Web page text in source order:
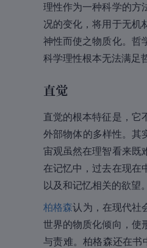
理性作为一种科学的方
况的变化，将用于无机
神性而使之物质化。哲
科学理性根本无法满足
直觉
直觉的根本特征是，它
外部物体的多样性。其
宙观虽然在理智看来既
在记忆中，过去在现在
以及和记忆相关的欲望
柏格森认为，在现代社
世界的物质化倾向，使
与责难。柏格森还在书